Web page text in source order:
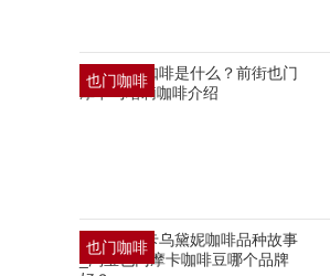
也门咖啡
也门咖啡